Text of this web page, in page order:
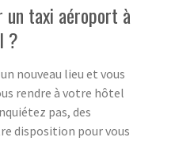
un taxi aéroport à
?
nouveau lieu et vous
rendre à votre hôtel
pas, des
disposition pour vous